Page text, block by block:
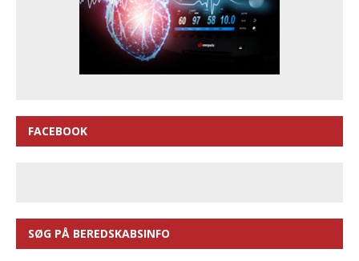
FACEBOOK
SØG PÅ BEREDSKABSINFO